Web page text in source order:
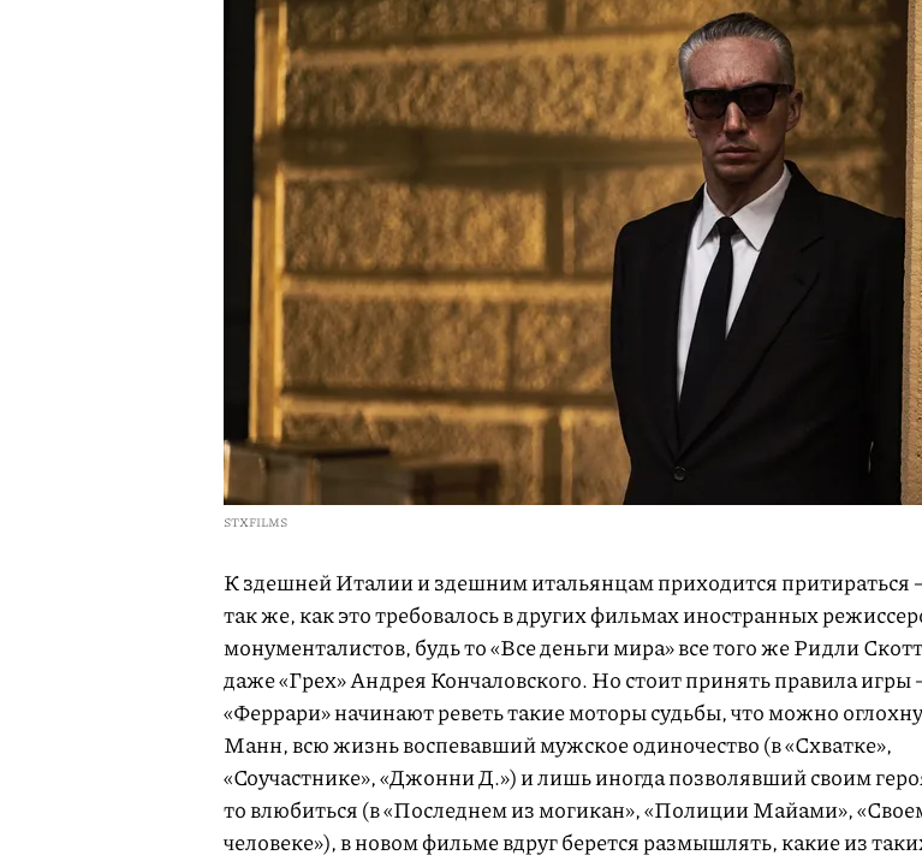
STXFILMS
К здешней Италии и здешним итальянцам приходится притираться
так же, как это требовалось в других фильмах иностранных
монументалистов, будь то «Все деньги мира» все того же Ридли
даже «Грех» Андрея Кончаловского. Но стоит принять правила игры
«Феррари» начинают реветь такие моторы судьбы, что можно
Манн, всю жизнь воспевавший мужское одиночество (в «Схватке»,
«Соучастнике», «Джонни Д.») и лишь иногда позволявший своим
то влюбиться (в «Последнем из могикан», «Полиции Майами»,
человеке»), в новом фильме вдруг берется размышлять, какие из